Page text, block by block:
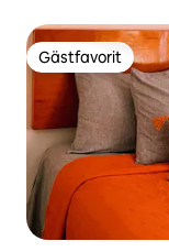
Gästfavorit
Gästfavorit